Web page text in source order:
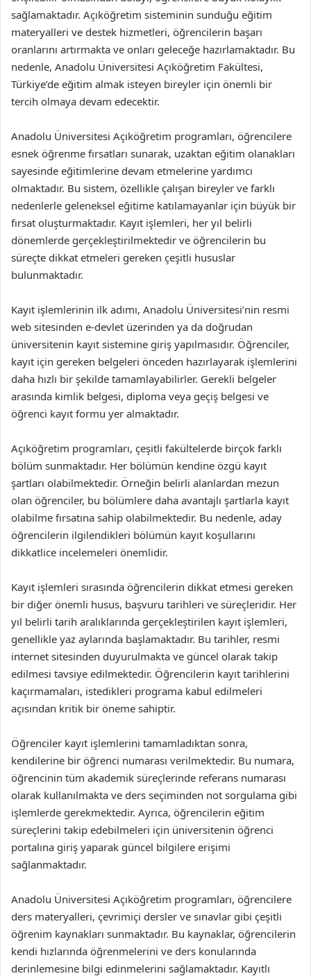
sağlamaktadır. Açıköğretim sisteminin sunduğu eğitim
materyalleri ve destek hizmetleri, öğrencilerin başarı
oranlarını artırmakta ve onları geleceğe hazırlamaktadır. Bu
nedenle, Anadolu Üniversitesi Açıköğretim Fakültesi,
Türkiye’de eğitim almak isteyen bireyler için önemli bir
tercih olmaya devam edecektir.
Anadolu Üniversitesi Açıköğretim programları, öğrencilere
esnek öğrenme fırsatları sunarak, uzaktan eğitim olanakları
sayesinde eğitimlerine devam etmelerine yardımcı
olmaktadır. Bu sistem, özellikle çalışan bireyler ve farklı
nedenlerle geleneksel eğitime katılamayanlar için büyük bir
fırsat oluşturmaktadır. Kayıt işlemleri, her yıl belirli
dönemlerde gerçekleştirilmektedir ve öğrencilerin bu
süreçte dikkat etmeleri gereken çeşitli hususlar
bulunmaktadır.
Kayıt işlemlerinin ilk adımı, Anadolu Üniversitesi’nin resmi
web sitesinden e-devlet üzerinden ya da doğrudan
üniversitenin kayıt sistemine giriş yapılmasıdır. Öğrenciler,
kayıt için gereken belgeleri önceden hazırlayarak işlemlerini
daha hızlı bir şekilde tamamlayabilirler. Gerekli belgeler
arasında kimlik belgesi, diploma veya geçiş belgesi ve
öğrenci kayıt formu yer almaktadır.
Açıköğretim programları, çeşitli fakültelerde birçok farklı
bölüm sunmaktadır. Her bölümün kendine özgü kayıt
şartları olabilmektedir. Örneğin belirli alanlardan mezun
olan öğrenciler, bu bölümlere daha avantajlı şartlarla kayıt
olabilme fırsatına sahip olabilmektedir. Bu nedenle, aday
öğrencilerin ilgilendikleri bölümün kayıt koşullarını
dikkatlice incelemeleri önemlidir.
Kayıt işlemleri sırasında öğrencilerin dikkat etmesi gereken
bir diğer önemli husus, başvuru tarihleri ve süreçleridir. Her
yıl belirli tarih aralıklarında gerçekleştirilen kayıt işlemleri,
genellikle yaz aylarında başlamaktadır. Bu tarihler, resmi
internet sitesinden duyurulmakta ve güncel olarak takip
edilmesi tavsiye edilmektedir. Öğrencilerin kayıt tarihlerini
kaçırmamaları, istedikleri programa kabul edilmeleri
açısından kritik bir öneme sahiptir.
Öğrenciler kayıt işlemlerini tamamladıktan sonra,
kendilerine bir öğrenci numarası verilmektedir. Bu numara,
öğrencinin tüm akademik süreçlerinde referans numarası
olarak kullanılmakta ve ders seçiminden not sorgulama gibi
işlemlerde gerekmektedir. Ayrıca, öğrencilerin eğitim
süreçlerini takip edebilmeleri için üniversitenin öğrenci
portalına giriş yaparak güncel bilgilere erişimi
sağlanmaktadır.
Anadolu Üniversitesi Açıköğretim programları, öğrencilere
ders materyalleri, çevrimiçi dersler ve sınavlar gibi çeşitli
öğrenim kaynakları sunmaktadır. Bu kaynaklar, öğrencilerin
kendi hızlarında öğrenmelerini ve ders konularında
derinlemesine bilgi edinmelerini sağlamaktadır. Kayıtlı